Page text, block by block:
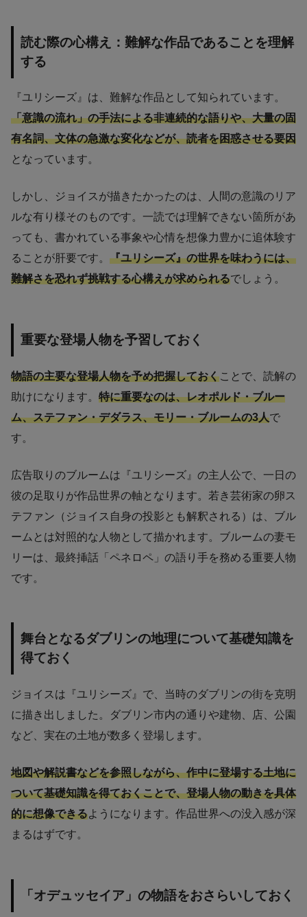
読む際の心構え：難解な作品であることを理解
する
『ユリシーズ』は、難解な作品として知られています。
「意識の流れ」の手法による非連続的な語りや、大量の固
有名詞、文体の急激な変化などが、読者を困惑させる要因
となっています。
しかし、ジョイスが描きたかったのは、人間の意識のリア
ルな有り様そのものです。一読では理解できない箇所があ
っても、書かれている事象や心情を想像力豊かに追体験す
ることが肝要です。 『ユリシーズ』の世界を味わうには、
難解さを恐れず挑戦する心構えが求められるでしょう。
重要な登場人物を予習しておく
物語の主要な登場人物を予め把握しておくことで、読解の
助けになります。 特に重要なのは、レオポルド・ブルー
ム、ステファン・デダラス、モリー・ブルームの3人で
す。
広告取りのブルームは『ユリシーズ』の主人公で、一日の
彼の足取りが作品世界の軸となります。若き芸術家の卵ス
テファン（ジョイス自身の投影とも解釈される）は、ブル
ームとは対照的な人物として描かれます。ブルームの妻モ
リーは、最終挿話「ペネロペ」の語り手を務める重要人物
です。
舞台となるダブリンの地理について基礎知識を
得ておく
ジョイスは『ユリシーズ』で、当時のダブリンの街を克明
に描き出しました。ダブリン市内の通りや建物、店、公園
など、実在の土地が数多く登場します。
地図や解説書などを参照しながら、作中に登場する土地に
ついて基礎知識を得ておくことで、登場人物の動きを具体
的に想像できるようになります。作品世界への没入感が深
まるはずです。
「オデュッセイア」の物語をおさらいしておく